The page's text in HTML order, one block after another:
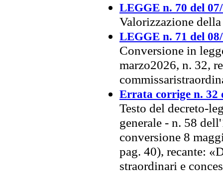
LEGGE n. 70 del
Valorizzazione
LEGGE n. 71 del
Conversione in
marzo2026, n. 32,
Errata corrige n. 32
Testo del decreto-
generale - n. 58
conversione 8
pag. 40), recante:
straordinari e